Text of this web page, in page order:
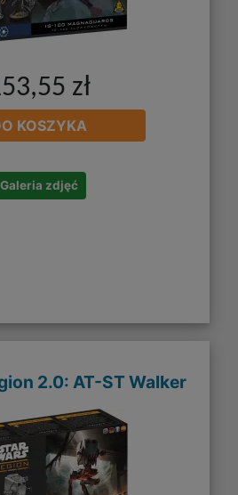
zł
KOSZYKA
Galeria zdjęć
2.0: AT-ST Walker